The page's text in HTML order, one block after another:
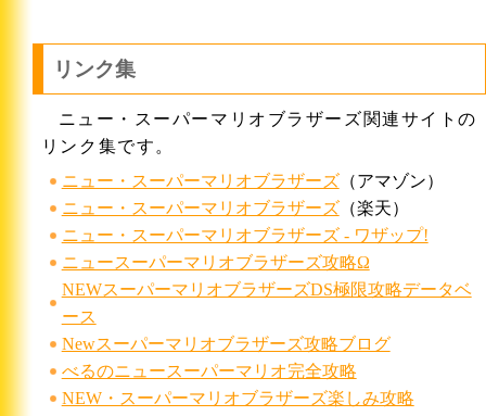
リンク集
ニュー・スーパーマリオブラザーズ関連サイトの
リンク集です。
ニュー・スーパーマリオブラザーズ（アマゾン）
ニュー・スーパーマリオブラザーズ（楽天）
ニュー・スーパーマリオブラザーズ - ワザップ!
ニュースーパーマリオブラザーズ攻略Ω
NEWスーパーマリオブラザーズDS極限攻略データベ
ース
Newスーパーマリオブラザーズ攻略ブログ
べるのニュースーパーマリオ完全攻略
NEW・スーパーマリオブラザーズ楽しみ攻略